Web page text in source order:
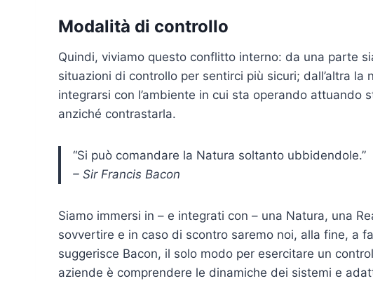
Modalità di controllo
Quindi, viviamo questo conflitto interno: da una parte
situazioni di controllo per sentirci più sicuri; dall’altra
integrarsi con l’ambiente in cui sta operando attuando
anziché contrastarla.
“Si può comandare la Natura soltanto ubbidendole.”
– Sir Francis Bacon
Siamo immersi in – e integrati con – una Natura, una
sovvertire e in caso di scontro saremo noi, alla fine, a
suggerisce Bacon, il solo modo per esercitare un
aziende è comprendere le dinamiche dei sistemi e